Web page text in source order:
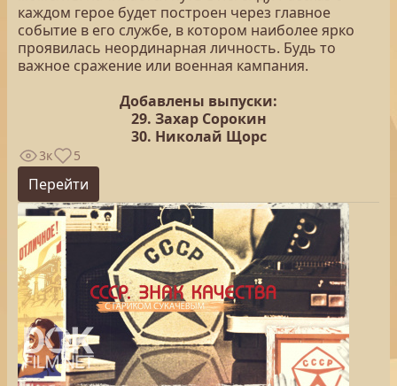
каждом герое будет построен через главное
событие в его службе, в котором наиболее ярко
проявилась неординарная личность. Будь то
важное сражение или военная кампания.
Добавлены выпуски:
29. Захар Сорокин
30. Николай Щорс
3к 5
Перейти